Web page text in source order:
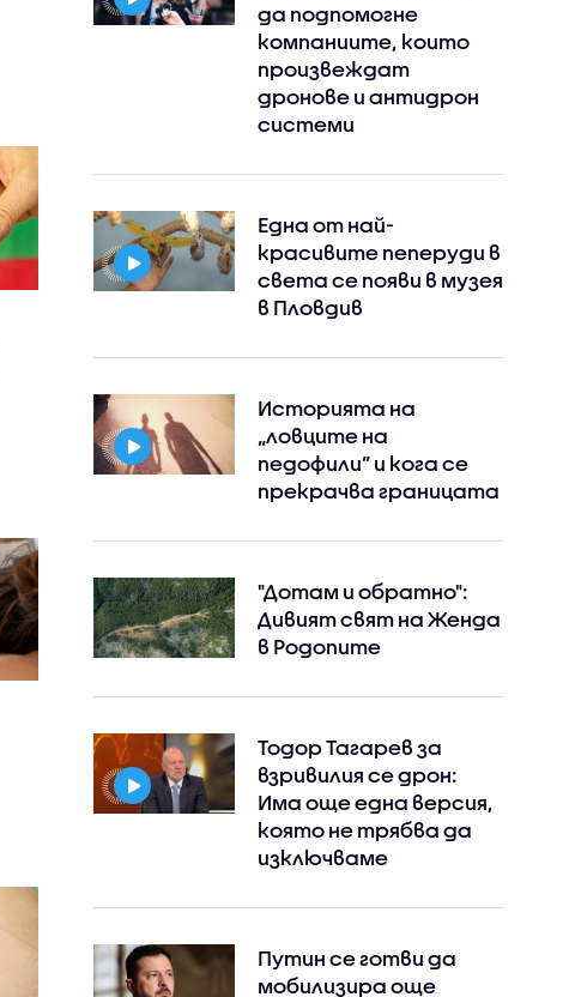
да подпомогне
компаниите, които
произвеждат
дронове и антидрон
системи
Една от най-
красивите пеперуди в
света се появи в музея
в Пловдив
Историята на
„ловците на
педофили” и кога се
прекрачва границата
"Дотам и обратно":
Дивият свят на Женда
в Родопите
Тодор Тагарев за
взривилия се дрон:
Има още една версия,
която не трябва да
изключваме
Путин се готви да
мобилизира още